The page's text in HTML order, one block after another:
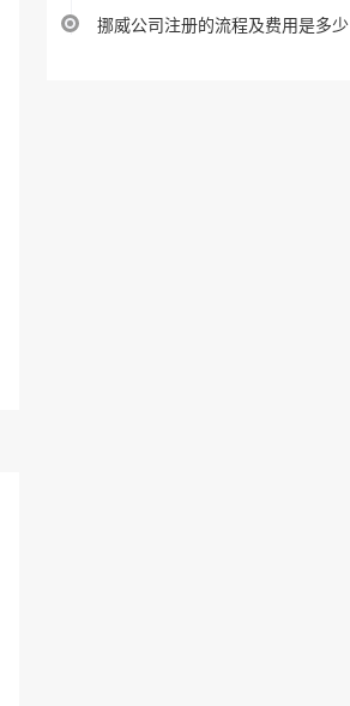
挪威公司注册的流程及费用是多少